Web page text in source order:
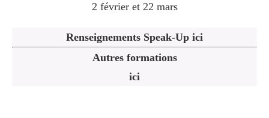
2 février et 22 mars
Renseignements Speak-Up ici
Autres formations
ici